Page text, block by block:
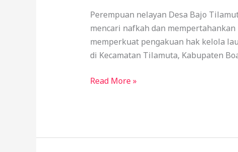
Perempuan nelayan Desa Bajo
mencari nafkah dan mempertahankan
memperkuat pengakuan hak kelola
di Kecamatan Tilamuta, Kabupaten
Pengakuan
Wilayah
Kelola
Laut
Read More »